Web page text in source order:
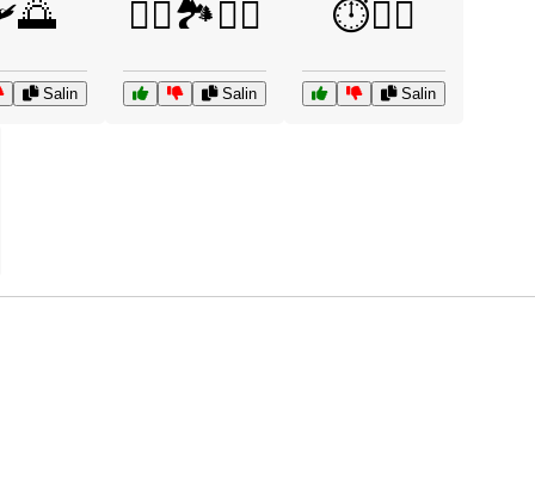
Salin
🧗‍♀️🏞️🧗‍♂️
Salin
⏱️🏃‍♂️
Salin